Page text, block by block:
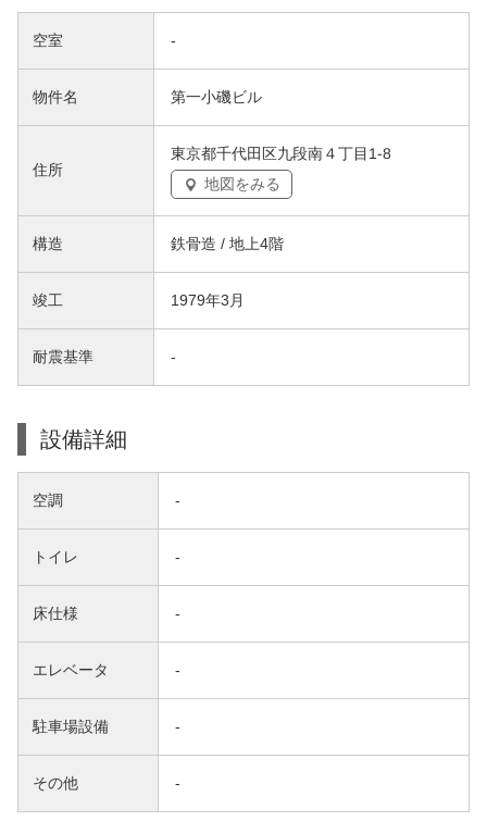
空室 -
物件名 第一小磯ビル
住所
東京都千代田区九段南４丁目1-8
地図をみる
構造 鉄骨造 / 地上4階
竣工 1979年3月
耐震基準 -
設備詳細
空調 -
トイレ -
床仕様 -
エレベータ -
駐車場設備 -
その他 -